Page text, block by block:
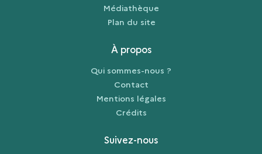
Médiathèque
Plan du site
À propos
Qui sommes-nous ?
Contact
Mentions légales
Crédits
Suivez-nous